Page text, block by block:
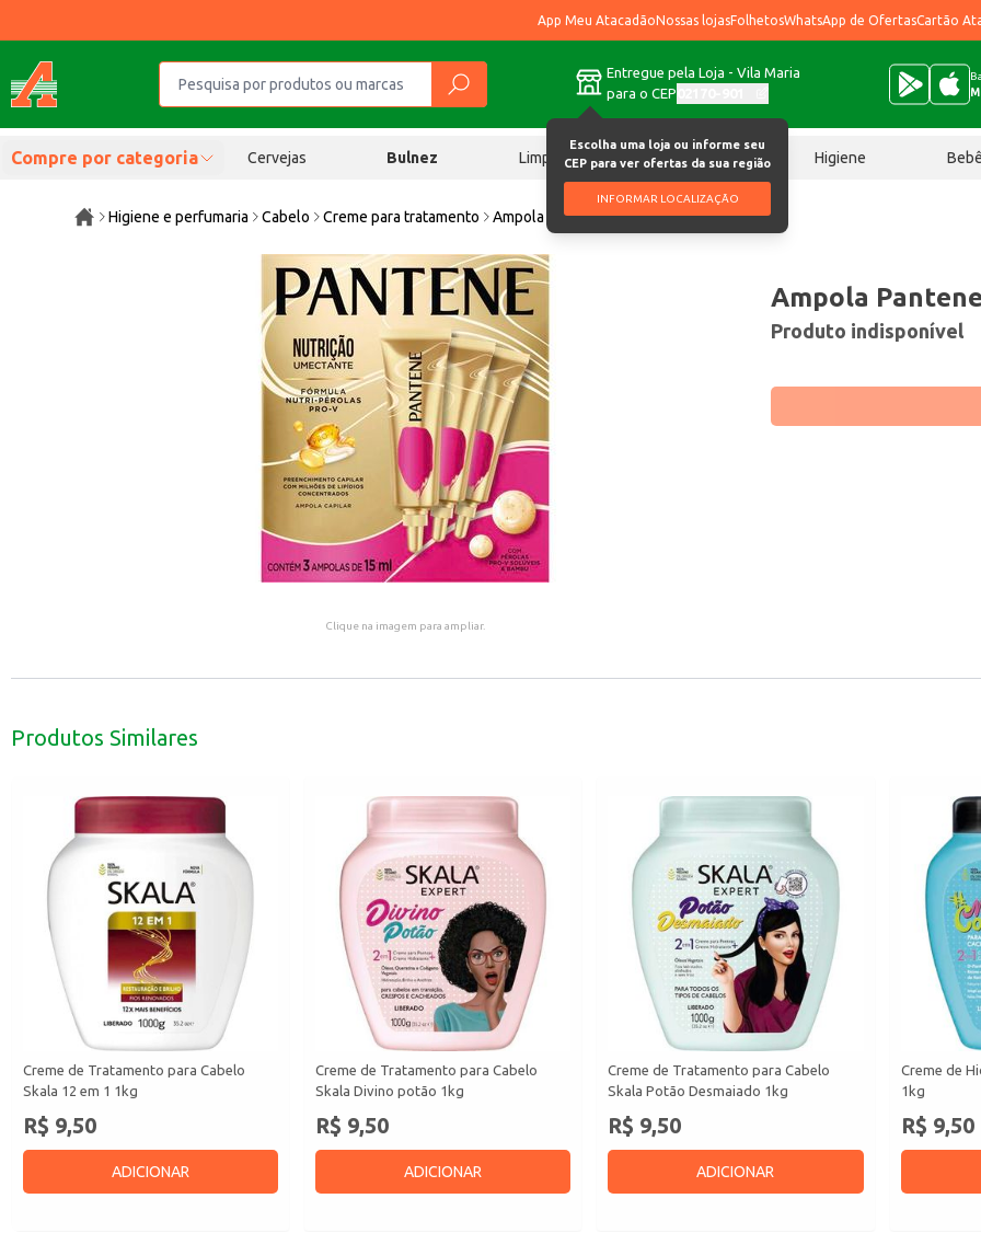
App Meu AtacadãoNossas lojasFolhetosWhatsApp de OfertasCartão
Entregue pela Loja - Vila Maria
para o CEP
Escolha uma loja ou informe seu
CEP para ver ofertas da sua região
INFORMAR LOCALIZAÇÃO
Compre por categoria Cervejas Bulnez Limpeza Chocolates Higiene
Higiene e perfumaria Cabelo Creme para tratamento Ampola Pantene Nutrição 3 un
Clique na imagem para ampliar.
Ampola
Produto indisponível
Produtos Similares
Creme de Tratamento para Cabelo
Skala 12 em 1 1kg
R$ 9,50
ADICIONAR
Creme de Tratamento para Cabelo
Skala Divino potão 1kg
R$ 9,50
ADICIONAR
Creme de Tratamento para Cabelo
Skala Potão Desmaiado 1kg
R$ 9,50
ADICIONAR
Creme de
1kg
R$ 9,50